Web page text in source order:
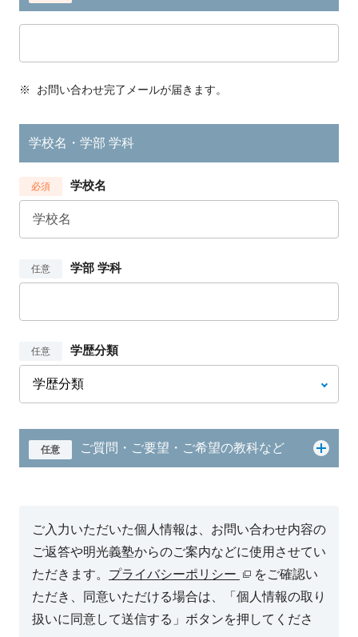
※ お問い合わせ完了メールが届きます。
学校名・学部 学科
必須 学校名
任意 学部 学科
任意 学歴分類
任意 ご質問・ご要望・ご希望の教科など
ご入力いただいた個人情報は、お問い合わせ内容の
ご返答や明光義塾からのご案内などに使用させてい
ただきます。 プライバシーポリシー
をご確認い
ただき、同意いただける場合は、「個人情報の取り
扱いに同意して送信する」ボタンを押してくださ